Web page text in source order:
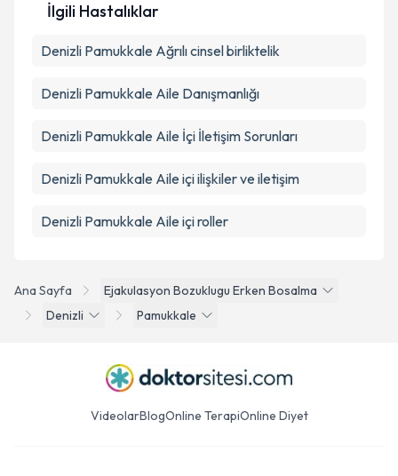
Ana Sayfa
Ejakulasyon Bozuklugu Erken Bosalma
Denizli
Pamukkale
İlgili Hastalıklar
Denizli Pamukkale Ağrılı cinsel birliktelik
Denizli Pamukkale Aile Danışmanlığı
Denizli Pamukkale Aile İçi İletişim Sorunları
Denizli Pamukkale Aile içi ilişkiler ve iletişim
Denizli Pamukkale Aile içi roller
VideolarBlogOnline TerapiOnline Diyet